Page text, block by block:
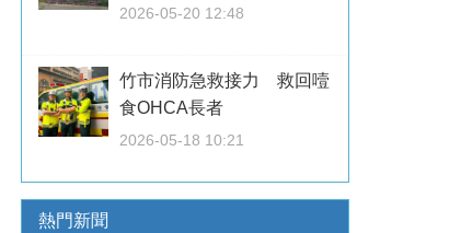
2026-05-20 12:48
竹市消防急救接力 救回噎
食OHCA長者
2026-05-18 10:21
熱門新聞